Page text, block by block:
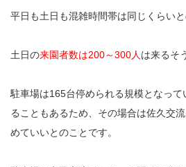
平日も土日も混雑時間帯は同じくらいと
土日の来園者数は200～300人 は来るそ
駐車場は165台停められる規模となっ
ることもあるため、その場合は佐久交
めていいとのことです。